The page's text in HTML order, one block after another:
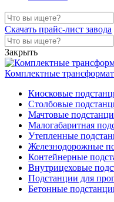
Скачать прайс-лист завода
Закрыть
Комплектные
Киосковые
Столбовые
Мачтовые
Малогабаритная
Утепленные
Железнодорожные
Контейнерные
Внутрицеховые
Подстанции для
Бетонные